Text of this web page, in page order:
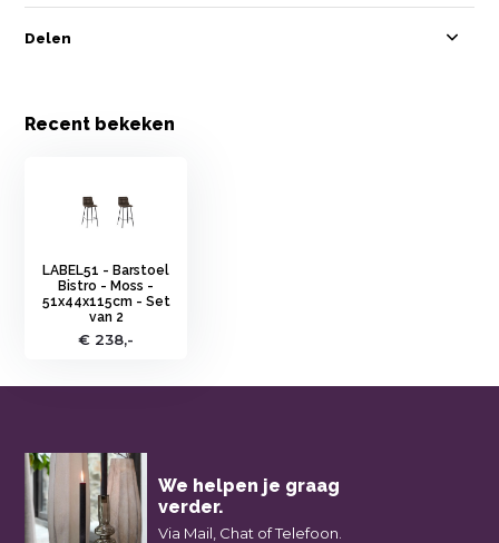
Delen
Recent bekeken
LABEL51 - Barstoel
Bistro - Moss -
51x44x115cm - Set
van 2
€ 238,-
We helpen je graag
verder.
Via Mail, Chat of Telefoon.